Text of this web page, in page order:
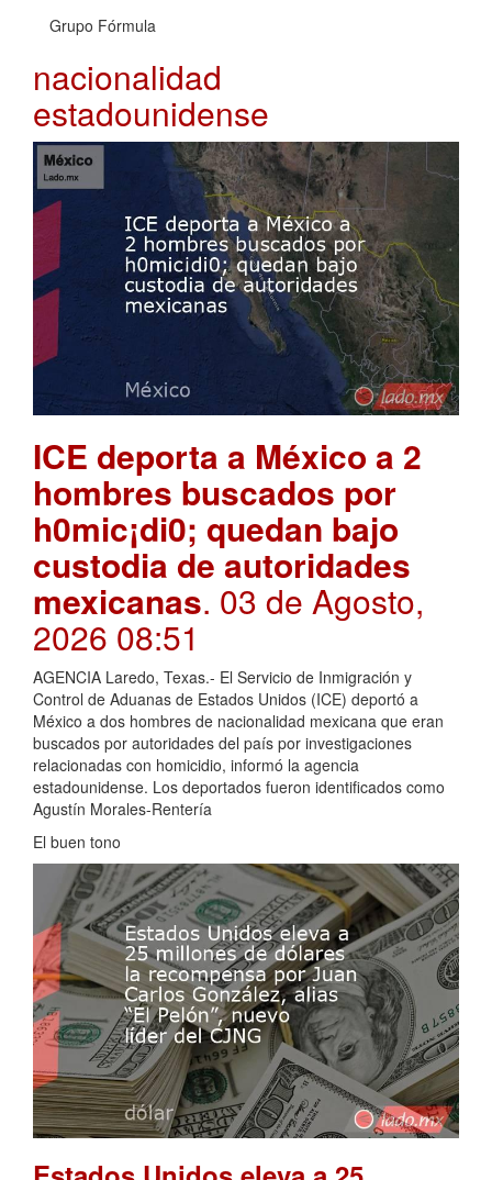
Grupo Fórmula
nacionalidad
estadounidense
ICE deporta a México a 2
hombres buscados por
h0mic¡di0; quedan bajo
custodia de autoridades
mexicanas. 03 de Agosto,
2026 08:51
AGENCIA Laredo, Texas.- El Servicio de Inmigración y
Control de Aduanas de Estados Unidos (ICE) deportó a
México a dos hombres de nacionalidad mexicana que eran
buscados por autoridades del país por investigaciones
relacionadas con homicidio, informó la agencia
estadounidense. Los deportados fueron identificados como
Agustín Morales-Rentería
El buen tono